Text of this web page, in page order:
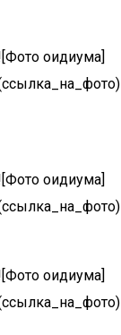
оидиума]
оидиума]
оидиума]